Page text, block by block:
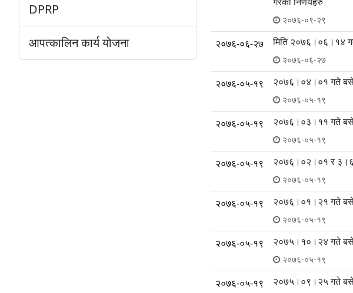
DPRP
आपत्कालिन कार्य योजना
२०७६-०९-२९
२०७६-०६-२७ मिति २०७६।०६।१४
२०७६-०६-२७
२०७६-०५-१९ २०७६।०४।०१ गते
२०७६-०५-१९
२०७६-०५-१९ २०७६।०३।११ गते
२०७६-०५-१९
२०७६-०५-१९ २०७६।०२।०१ र ३।६
२०७६-०५-१९
२०७६-०५-१९ २०७६।०१।२१ गते
२०७६-०५-१९
२०७६-०५-१९ २०७५।१०।२४ गते
२०७६-०५-१९
२०७६-०५-१९ २०७५।०९।२५ गते